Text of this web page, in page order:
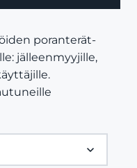
poranterät-
jälleenmyyjille,